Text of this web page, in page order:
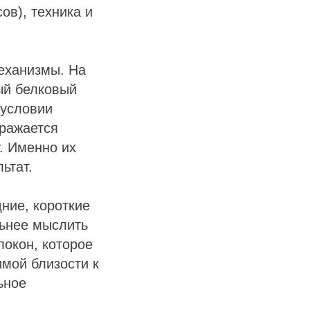
техника и
На
белковый
Именно их
короткие
мыслить
которое
близости к